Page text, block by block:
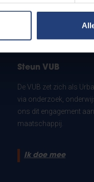
Steun VUB
De VUB zet zich als
via onderzoek,
ons dit engagement
maatschappij.
Ik doe mee